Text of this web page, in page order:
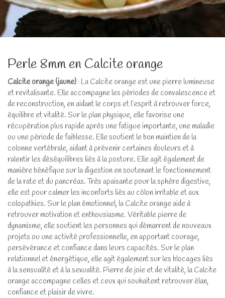
Perle 8mm en Calcite orange
Calcite orange (jaune) : La Calcite orange est une pierre lumineuse
et revitalisante. Elle accompagne les périodes de convalescence et
de reconstruction, en aidant le corps et l’esprit à retrouver force,
équilibre et vitalité. Sur le plan physique, elle favorise une
récupération plus rapide après une fatigue importante, une maladie
ou une période de faiblesse. Elle soutient le bon maintien de la
colonne vertébrale, aidant à prévenir certaines douleurs et à
ralentir les déséquilibres liés à la posture. Elle agit également de
manière bénéfique sur la digestion en soutenant le fonctionnement
de la rate et du pancréas. Très apaisante pour la sphère digestive,
elle est pour calmer les inconforts liés au côlon irritable et aux
colopathies. Sur le plan émotionnel, la Calcite orange aide à
retrouver motivation et enthousiasme. Véritable pierre de
dynamisme, elle soutient les personnes qui démarrent de nouveaux
projets ou une activité professionnelle, en apportant courage,
persévérance et confiance dans leurs capacités. Sur le plan
relationnel et énergétique, elle agit également sur les blocages liés
à la sensualité et à la sexualité. Pierre de joie et de vitalité, la Calcite
orange accompagne celles et ceux qui souhaitent retrouver élan,
confiance et plaisir de vivre.